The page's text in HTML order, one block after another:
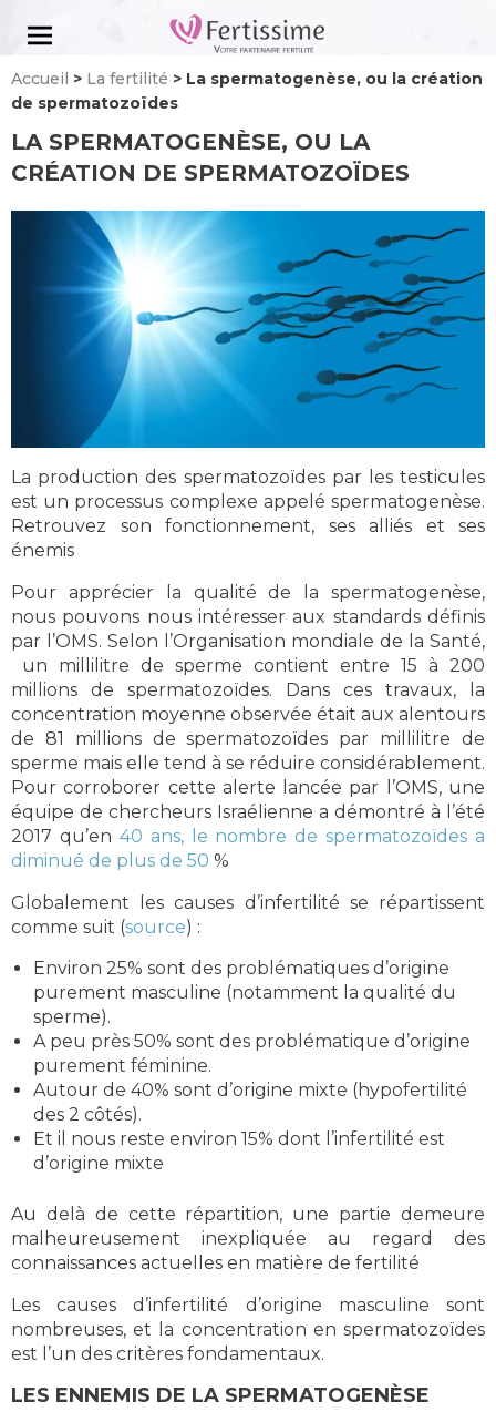
contenu
Accueil > La fertilité > La spermatogenèse, ou la création
de spermatozoïdes
LA SPERMATOGENÈSE, OU LA
CRÉATION DE SPERMATOZOÏDES
La production des spermatozoïdes par les testicules
est un processus complexe appelé spermatogenèse.
Retrouvez son fonctionnement, ses alliés et ses
énemis
Pour apprécier la qualité de la spermatogenèse,
nous pouvons nous intéresser aux standards définis
par l’OMS. Selon l’Organisation mondiale de la Santé,
un millilitre de sperme contient entre 15 à 200
millions de spermatozoïdes. Dans ces travaux, la
concentration moyenne observée était aux alentours
de 81 millions de spermatozoïdes par millilitre de
sperme mais elle tend à se réduire considérablement.
Pour corroborer cette alerte lancée par l’OMS, une
équipe de chercheurs Israélienne a démontré à l’été
2017 qu’en 40 ans, le nombre de spermatozoïdes a
diminué de plus de 50 %
Globalement les causes d’infertilité se répartissent
comme suit (source) :
Environ 25% sont des problématiques d’origine
purement masculine (notamment la qualité du
sperme).
A peu près 50% sont des problématique d’origine
purement féminine.
Autour de 40% sont d’origine mixte (hypofertilité
des 2 côtés).
Et il nous reste environ 15% dont l’infertilité est
d’origine mixte
Au delà de cette répartition, une partie demeure
malheureusement inexpliquée au regard des
connaissances actuelles en matière de fertilité
Les causes d’infertilité d’origine masculine sont
nombreuses, et la concentration en spermatozoïdes
est l’un des critères fondamentaux.
LES ENNEMIS DE LA SPERMATOGENÈSE